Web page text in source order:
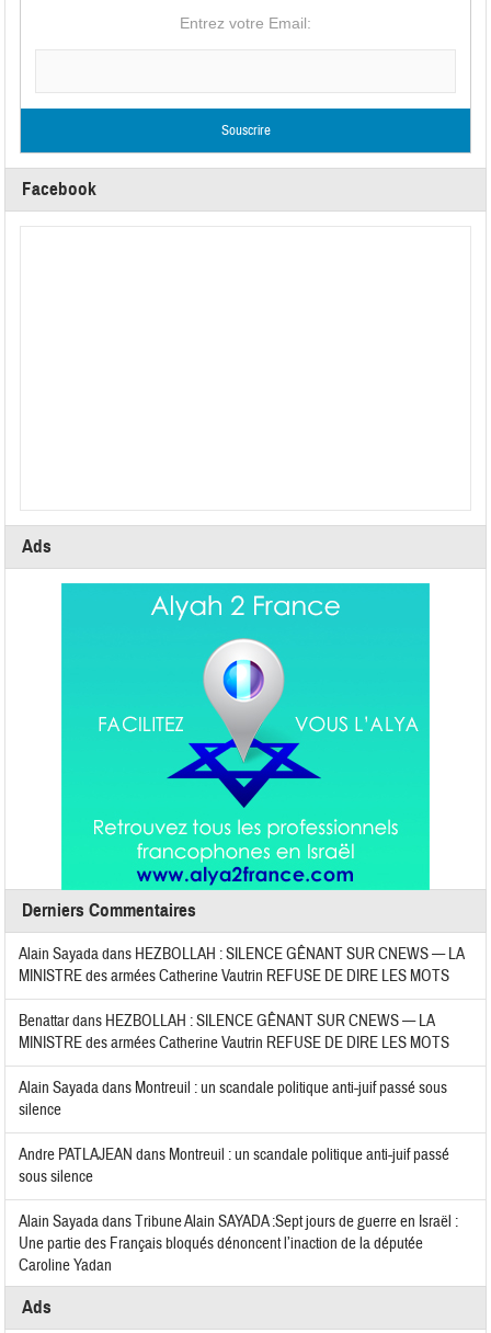
Entrez votre Email:
Facebook
Ads
Derniers Commentaires
Alain Sayadadans HEZBOLLAH : SILENCE GÊNANT SUR CNEWS — LA
MINISTRE des armées Catherine Vautrin REFUSE DE DIRE LES MOTS
Benattardans HEZBOLLAH : SILENCE GÊNANT SUR CNEWS — LA
MINISTRE des armées Catherine Vautrin REFUSE DE DIRE LES MOTS
Alain Sayadadans Montreuil : un scandale politique anti-juif passé sous
silence
Andre PATLAJEAN dans Montreuil : un scandale politique anti-juif passé
sous silence
Alain SayadadansTribune Alain SAYADA :Sept jours de guerre en Israël :
Une partie des Français bloqués dénoncent l’inaction de la députée
Caroline Yadan
Ads